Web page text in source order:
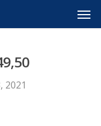
2021